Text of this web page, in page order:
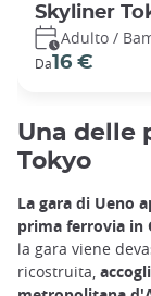
Skyliner
Adulto /
Da16 €
Una delle
Tokyo
La gara di Ueno
prima ferrovia in
la gara viene
ricostruita,